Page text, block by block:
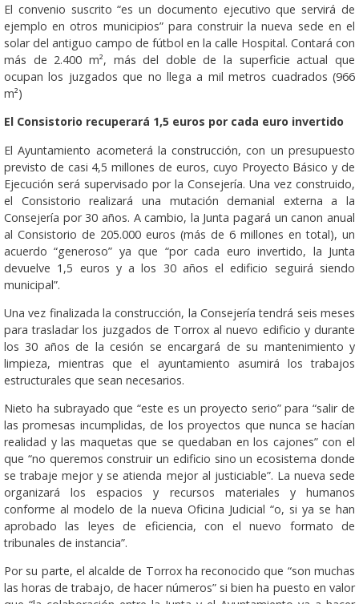
El convenio suscrito “es un documento ejecutivo que servirá de
ejemplo en otros municipios” para construir la nueva sede en el
solar del antiguo campo de fútbol en la calle Hospital. Contará con
más de 2.400 m², más del doble de la superficie actual que
ocupan los juzgados que no llega a mil metros cuadrados (966
m²)
El Consistorio recuperará 1,5 euros por cada euro invertido
El Ayuntamiento acometerá la construcción, con un presupuesto
previsto de casi 4,5 millones de euros, cuyo Proyecto Básico y de
Ejecución será supervisado por la Consejería. Una vez construido,
el Consistorio realizará una mutación demanial externa a la
Consejería por 30 años. A cambio, la Junta pagará un canon anual
al Consistorio de 205.000 euros (más de 6 millones en total), un
acuerdo “generoso” ya que “por cada euro invertido, la Junta
devuelve 1,5 euros y a los 30 años el edificio seguirá siendo
municipal”.
Una vez finalizada la construcción, la Consejería tendrá seis meses
para trasladar los juzgados de Torrox al nuevo edificio y durante
los 30 años de la cesión se encargará de su mantenimiento y
limpieza, mientras que el ayuntamiento asumirá los trabajos
estructurales que sean necesarios.
Nieto ha subrayado que “este es un proyecto serio” para “salir de
las promesas incumplidas, de los proyectos que nunca se hacían
realidad y las maquetas que se quedaban en los cajones” con el
que “no queremos construir un edificio sino un ecosistema donde
se trabaje mejor y se atienda mejor al justiciable”. La nueva sede
organizará los espacios y recursos materiales y humanos
conforme al modelo de la nueva Oficina Judicial “o, si ya se han
aprobado las leyes de eficiencia, con el nuevo formato de
tribunales de instancia”.
Por su parte, el alcalde de Torrox ha reconocido que “son muchas
las horas de trabajo, de hacer números” si bien ha puesto en valor